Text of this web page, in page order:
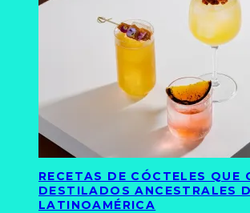
RECETAS DE CÓCTELES QUE
DESTILADOS ANCESTRALES
LATINOAMÉRICA